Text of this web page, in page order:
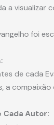
a visualizar
foi
de cada
a
Autor: